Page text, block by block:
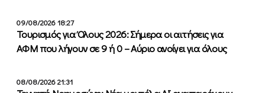
09/08/2026 18:27
Τουρισμός για Όλους 2026: Σήμερα οι αιτήσεις για
ΑΦΜ που λήγουν σε 9 ή 0 – Αύριο ανοίγει για όλους
08/08/2026 21:31